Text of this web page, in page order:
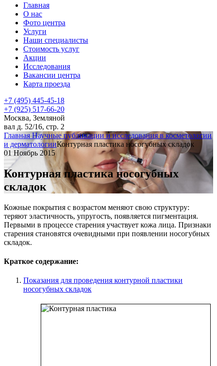
Главная
О нас
Фото центра
Услуги
Наши специалисты
Стоимость услуг
Акции
Исследования
Вакансии центра
Карта проезда
+7 (495) 445-45-18
+7 (925) 517-66-20
Москва, Земляной
вал д. 52/16, стр. 2
Главная Научные публикации и исследования в косметологии
и дерматологииКонтурная пластика носогубных складок
01 Ноябрь 2015
Контурная пластика носогубных
складок
Кожные покрытия с возрастом меняют свою структуру:
теряют эластичность, упругость, появляется пигментация.
Первыми в процессе старения участвует кожа лица. Признаки
старения становятся очевидными при появлении носогубных
складок.
Краткое содержание:
Показания для проведения контурной пластики
носогубных складок